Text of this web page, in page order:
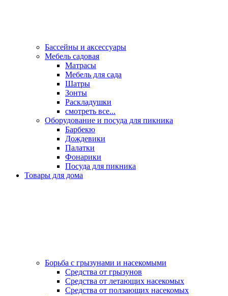
Бассейны и аксессуары
Мебель садовая
Матрасы
Мебель для сада
Шатры
Зонты
Раскладушки
смотреть все...
Оборудование и посуда для пикника
Барбекю
Дождевики
Палатки
Фонарики
Посуда для пикника
Товары для дома
Борьба с грызунами и насекомыми
Средства от грызунов
Средства от летающих насекомых
Средства от ползающих насекомых